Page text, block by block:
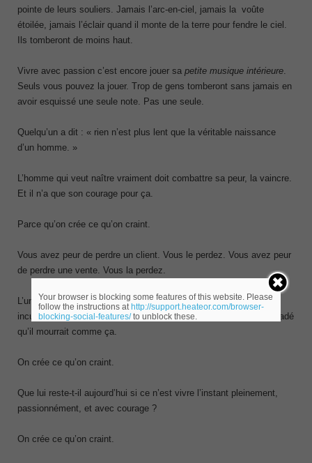
pointe de leurs souliers. Jamais l’arc-en-ciel, jamais la voûte
étoilée, jamais l’éclair quand il monte de la terre pour fendre le ciel.
Ils tomberont de moins haut.
Vivre avec passion c’est encore jouer sa petite musique intérieure
Seuls vous pouvez la jouer. Trop de gens tomberont sans jamais en
avoir esquissé une seule note. Pas une seule.
Quelqu’un a dit : « rien n’est plus lent que la véritable naissance
d’un homme. »
L’homme qui veut naître vraiment doit combattre sa peur, la vaincre.
Et il n’a que son courage pour ça.
Parce qu’on crée ce qu’on craint.
Vous avez peur de perdre un client. Vous le perdez. Vous avez peur
de perdre une vente. Vous la perdez.
L’un de mes amis vient de se voir diagnostiquer une maladie
incurable. Elle le hante depuis ses 14 ans. Il a toujours été persuadé
qu’il mourrait comme ça.
On crée ce qu’on craint.
Que lui reste-t-il aujourd’hui si ce n’est vivre l’instant pleinement,
passionnément, et avec courage ?
On crée ce qu’on craint.
Your browser is blocking some features of this website. Please
follow the instructions at http://support.heateor.com/browser-
blocking-social-features/to unblock these.